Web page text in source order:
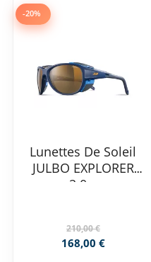
-20%
Lunettes De Soleil
JULBO EXPLORER
2.0...
210,00 €
168,00 €